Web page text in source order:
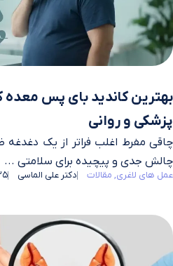
بهترین کاندید بای پس
پزشکی و روانی
چاقی مفرط اغلب فراتر از یک
چالش جدی و پیچیده برای سلامتی ...
عمل های لاغری مقالات دکتر علی الماسی / 1404